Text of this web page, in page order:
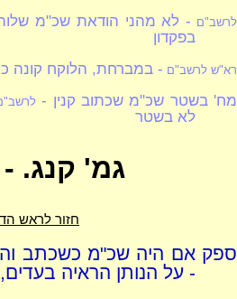
לרשב"ם - לא מהני הודאת שכ"מ
בפקדון
רא"ש לרשב"ם - במברחת, הלוקח קונה
מח' בשטר שכ"מ שכתוב קנין -
לא בשטר
גמ' קנג. -
חזור לראש
ספק אם היה שכ"מ כשכתב
- על הנותן הראיה בעדים,